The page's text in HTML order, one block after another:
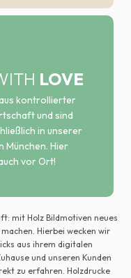
LOVE
kontrollierter
und sind
in unserer
München. Hier
vor Ort!
mit Holz Bildmotiven neues
Hierbei wecken wir
aus ihrem digitalen
und unseren Kunden
zu erfahren. Holzdrucke